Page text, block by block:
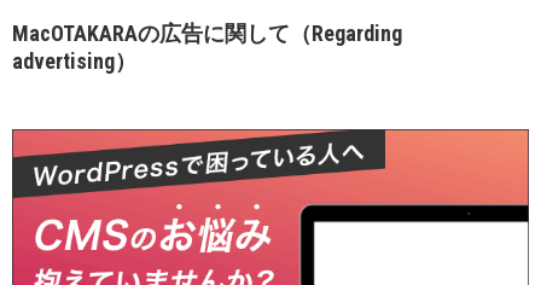
MacOTAKARAの広告に関して（Regarding
advertising）